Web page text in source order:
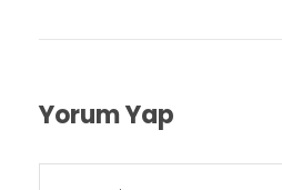
Yorum Yap